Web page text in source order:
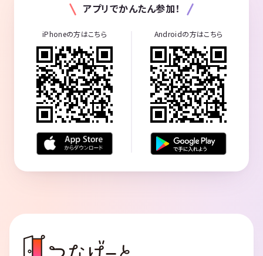
アプリでかんたん参加！
iPhoneの方はこちら Androidの方はこちら